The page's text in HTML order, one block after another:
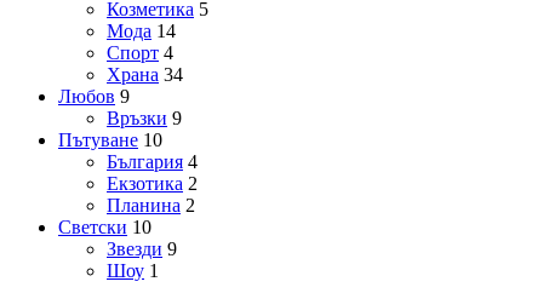
Козметика 5
Мода 14
Спорт 4
Храна 34
Любов 9
Връзки 9
Пътуване 10
България 4
Екзотика 2
Планина 2
Светски 10
Звезди 9
Шоу 1